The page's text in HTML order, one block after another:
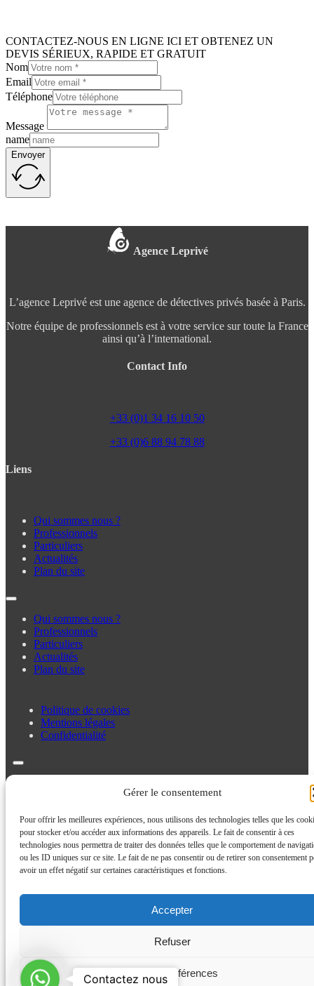
Gérer le consentement
Pour offrir les meilleures expériences, nous utilisons des technologies telles que les
pour stocker et/ou accéder aux informations des appareils. Le fait de consentir à ces
technologies nous permettra de traiter des données telles que le comportement de
ou les ID uniques sur ce site. Le fait de ne pas consentir ou de retirer son consentement
avoir un effet négatif sur certaines caractéristiques et fonctions.
Accepter
Refuser
Voir les préférences
CONTACTEZ-NOUS EN LIGNE ICI ET OBTENEZ UN
DEVIS SÉRIEUX, RAPIDE ET GRATUIT
Nom
Email
Téléphone
Message
name
Envoyer
Agence Leprivé
L’agence Leprivé est une agence de détectives privés basée à Paris.
Notre équipe de professionnels est à votre service sur toute la France
ainsi qu’à l’international.
Contact Info
+33 (0)1 34 16 10 50
+33 (0)6 88 94 78 88
Liens
Qui sommes nous ?
Professionnels
Particuliers
Actualités
Plan du site
Qui sommes nous ?
Professionnels
Particuliers
Actualités
Plan du site
Politique de cookies
Mentions légales
Confidentialité
ContactezContactez nous